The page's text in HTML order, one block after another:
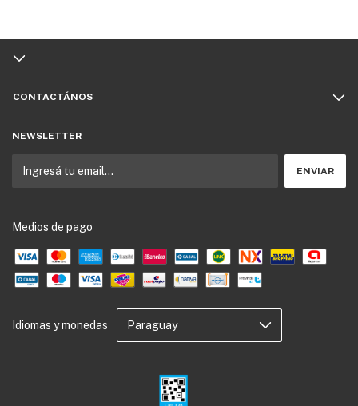
CONTACTÁNOS
NEWSLETTER
Medios de pago
Idiomas y monedas